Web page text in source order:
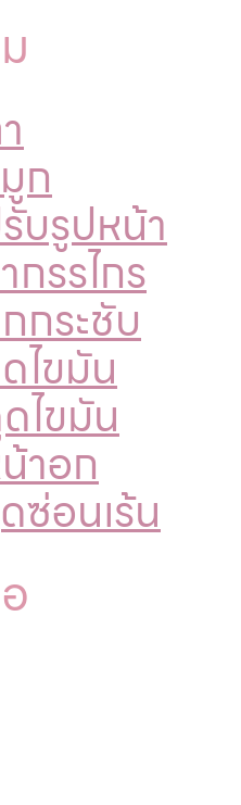
ก
บรูปหน้า
รรไกร
กระชับ
ไขมัน
ไขมัน
าอก
ซ่อนเร้น